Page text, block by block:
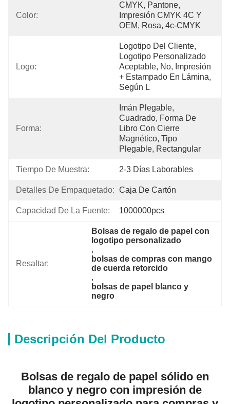
Color:
CMYK, Pantone,
Impresión CMYK 4C Y
OEM, Rosa, 4c-CMYK
Logo:
Logotipo Del Cliente,
Logotipo Personalizado
Aceptable, No, Impresión
+ Estampado En Lámina,
Según L
Forma:
Imán Plegable,
Cuadrado, Forma De
Libro Con Cierre
Magnético, Tipo
Plegable, Rectangular
Tiempo De Muestra: 2-3 Días Laborables
Detalles De Empaquetado: Caja De Cartón
Capacidad De La Fuente: 1000000pcs
Resaltar:
Bolsas de regalo de papel con
logotipo personalizado
,
bolsas de compras con mango
de cuerda retorcido
,
bolsas de papel blanco y
negro
Descripción Del Producto
Bolsas de regalo de papel sólido en
blanco y negro con impresión de